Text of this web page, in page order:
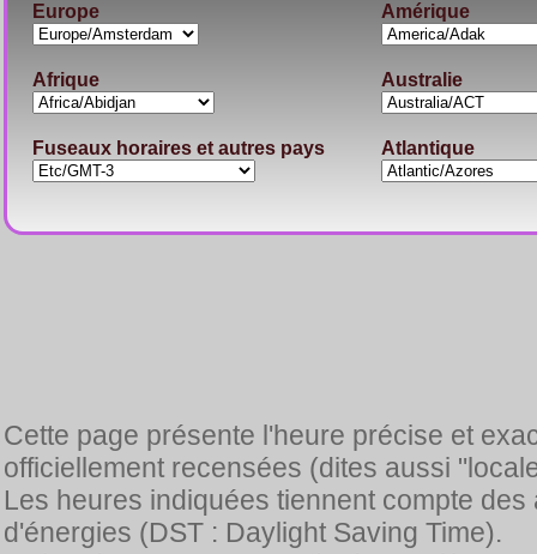
Europe Amérique
Afrique Australie
Fuseaux horaires et autres pays Atlantique
Cette page présente l'heure précise et
officiellement recensées (dites aussi
Les heures indiquées tiennent compte
d'énergies (DST : Daylight Saving Time).